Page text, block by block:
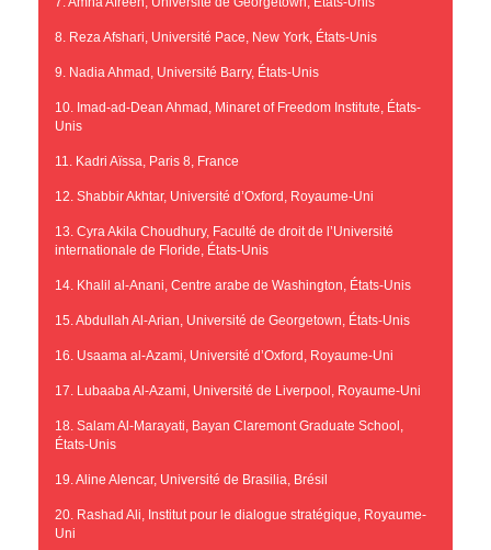
8. Reza Afshari, Université Pace, New York, États-Unis
9. Nadia Ahmad, Université Barry, États-Unis
10. Imad-ad-Dean Ahmad, Minaret of Freedom Institute, États-
Unis
11. Kadri Aïssa, Paris 8, France
12. Shabbir Akhtar, Université d’Oxford, Royaume-Uni
13. Cyra Akila Choudhury, Faculté de droit de l’Université
internationale de Floride, États-Unis
14. Khalil al-Anani, Centre arabe de Washington, États-Unis
15. Abdullah Al-Arian, Université de Georgetown, États-Unis
16. Usaama al-Azami, Université d’Oxford, Royaume-Uni
17. Lubaaba Al-Azami, Université de Liverpool, Royaume-Uni
18. Salam Al-Marayati, Bayan Claremont Graduate School,
États-Unis
19. Aline Alencar, Université de Brasilia, Brésil
20. Rashad Ali, Institut pour le dialogue stratégique, Royaume-
Uni